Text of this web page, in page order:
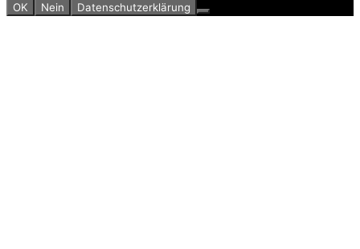
OK Nein Datenschutzerklärung